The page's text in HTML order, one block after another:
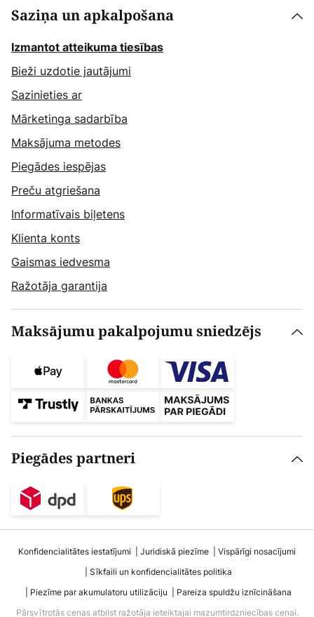
Saziņa un apkalpošana
Izmantot atteikuma tiesības
Bieži uzdotie jautājumi
Sazinieties ar
Mārketinga sadarbība
Maksājuma metodes
Piegādes iespējas
Preču atgriešana
Informatīvais biļetens
Klienta konts
Gaismas iedvesma
Ražotāja garantija
Maksājumu pakalpojumu sniedzējs
Piegādes partneri
Konfidencialitātes iestatījumi Juridiskā piezīme
Vispārīgi nosacījumi
Sīkfaili un konfidencialitātes politika
Piezīme par akumulatoru utilizāciju
Pareiza spuldžu iznīcināšana
Pārsvītrotās cenas atbilst ražotāja ieteiktajai mazumtirdzniecības cenai.